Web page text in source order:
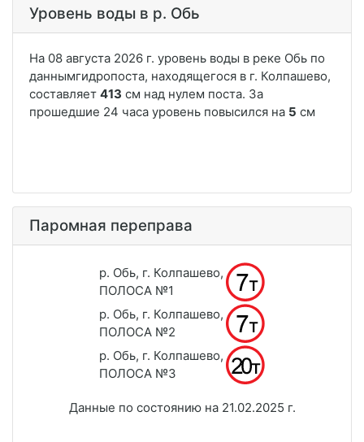
Уровень воды в р. Обь
Паромная переправа
р. Обь, г. Колпашево,
ПОЛОСА №1
р. Обь, г. Колпашево,
ПОЛОСА №2
р. Обь, г. Колпашево,
ПОЛОСА №3
Данные по состоянию на 21.02.2025 г.